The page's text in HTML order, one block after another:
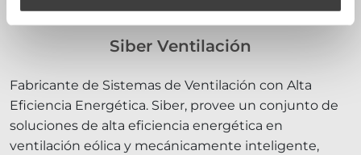
Siber Ventilación
Fabricante de Sistemas de Ventilación con Alta
Eficiencia Energética. Siber, provee un conjunto de
soluciones de alta eficiencia energética en
ventilación eólica y mecánicamente inteligente,